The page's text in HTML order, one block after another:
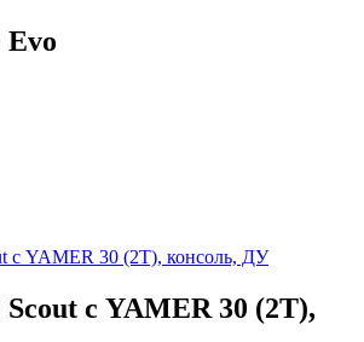
Evo
с YAMER 30 (2T),